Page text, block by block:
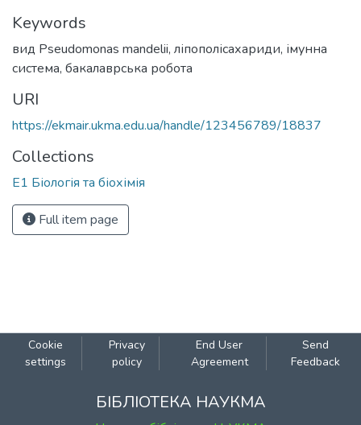
Keywords
вид Pseudomonas mandelii, ліпополісахариди, імунна
система, бакалаврська робота
URI
https://ekmair.ukma.edu.ua/handle/123456789/18837
Collections
Е1 Біологія та біохімія
Full item page
Cookie
settings
Privacy
policy
End User
Agreement
Send
Feedback
БІБЛІОТЕКА НАУКМА